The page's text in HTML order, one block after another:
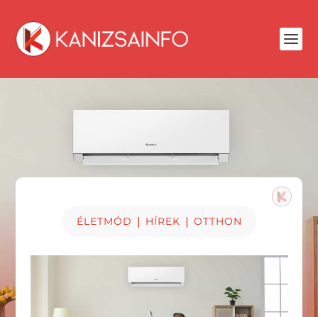
ÉLETMÓD | HÍREK | OTTHON